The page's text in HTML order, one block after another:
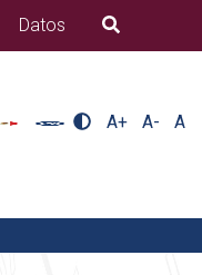
Datos B�squeda
A+ A- A